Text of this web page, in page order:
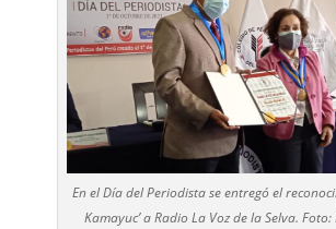
En el Día del Periodista se entregó el
Kamayuc’ a Radio La Voz de la Selva.